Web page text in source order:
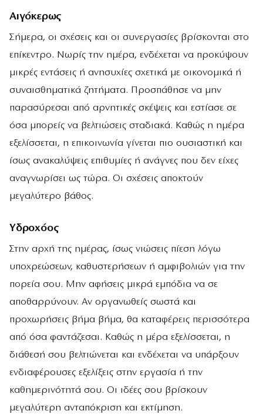
Αιγόκερως
Σήμερα, οι σχέσεις και οι συνεργασίες βρίσκονται στο
επίκεντρο. Νωρίς την ημέρα, ενδέχεται να προκύψουν
μικρές εντάσεις ή ανησυχίες σχετικά με οικονομικά ή
συναισθηματικά ζητήματα. Προσπάθησε να μην
παρασύρεσαι από αρνητικές σκέψεις και εστίασε σε
όσα μπορείς να βελτιώσεις σταδιακά. Καθώς η ημέρα
εξελίσσεται, η επικοινωνία γίνεται πιο ουσιαστική και
ίσως ανακαλύψεις επιθυμίες ή ανάγνες που δεν είχες
αναγνωρίσει ως τώρα. Οι σχέσεις αποκτούν
μεγαλύτερο βάθος.
Υδροχόος
Στην αρχή της ημέρας, ίσως νιώσεις πίεση λόγω
υποχρεώσεων, καθυστερήσεων ή αμφιβολιών για την
πορεία σου. Μην αφήσεις μικρά εμπόδια να σε
αποθαρρύνουν. Αν οργανωθείς σωστά και
προχωρήσεις βήμα βήμα, θα καταφέρεις περισσότερα
από όσα φαντάζεσαι. Καθώς η μέρα εξελίσσεται, η
διάθεσή σου βελτιώνεται και ενδέχεται να υπάρξουν
ενδιαφέρουσες εξελίξεις στην εργασία ή την
καθημερινότητά σου. Οι ιδέες σου βρίσκουν
μεγαλύτερη ανταπόκριση και εκτίμηση.